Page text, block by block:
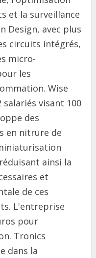
et la surveillance
Design, avec plus
circuits intégrés,
micro-
les
Wise
visant 100
des
en nitrure de
ainsi la
et
de ces
L'entreprise
pour
Tronics
dans la